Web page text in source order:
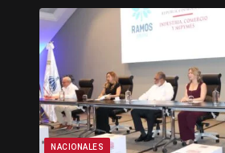
NACIONALES